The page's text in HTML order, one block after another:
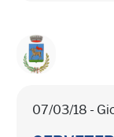
07/03/18 -